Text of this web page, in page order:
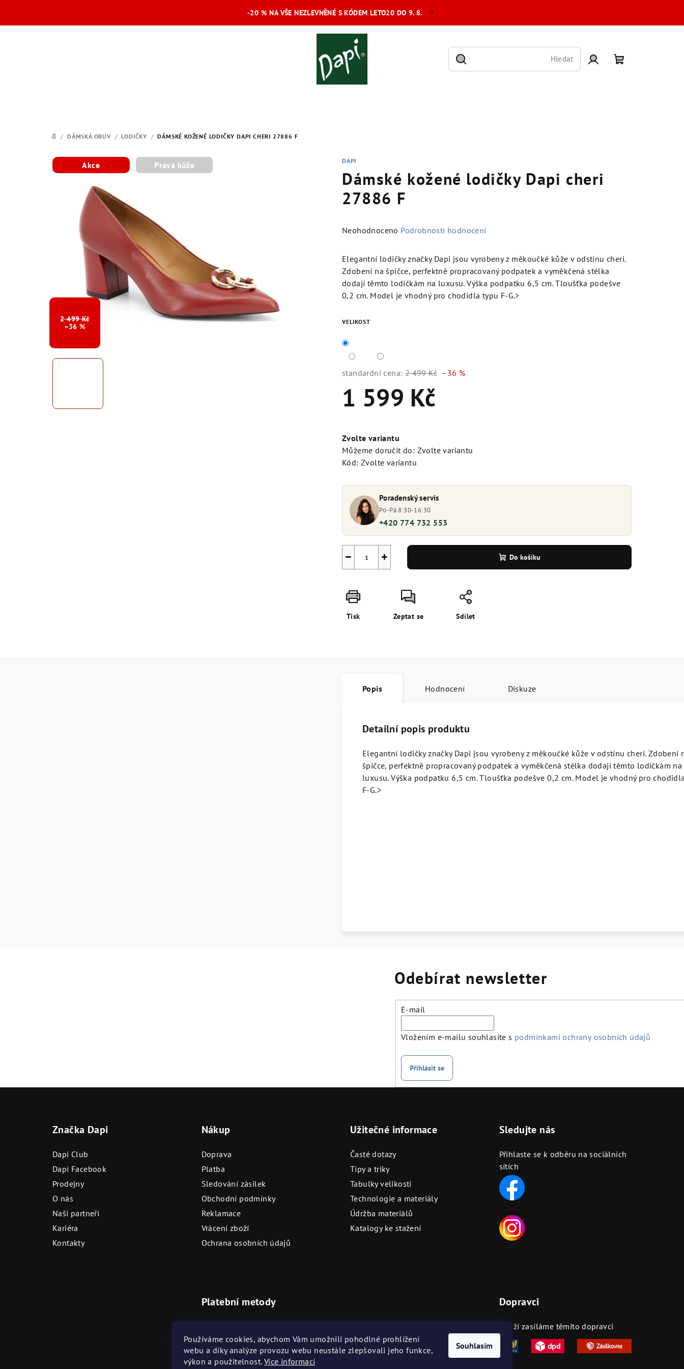
Používáme cookies, abychom Vám umožnili pohodlné prohlížení
webu a díky analýze provozu webu neustále zlepšovali jeho funkce,
výkon a použitelnost. Více informací
Souhlasím
-20 % NA VŠE NEZLEVNĚNÉ S KÓDEM LETO20 DO 9. 8.
Hledat
DOMŮ
/ DÁMSKÁ OBUV / LODIČKY / DÁMSKÉ KOŽENÉ LODIČKY DAPI CHERI 27886 F
DAPI
Dámské kožené lodičky Dapi cheri
27886 F
Průměrné
produktu
je
0,0
z
Neohodnoceno Podrobnosti hodnocení
Elegantní lodičky značky Dapi jsou vyrobeny z měkoučké kůže v odstínu cheri.
Zdobení na špičce, perfektně propracovaný podpatek a vyměkčená stélka
dodají těmto lodičkám na luxusu. Výška podpatku 6,5 cm. Tloušťka podešve
0,2 cm. Model je vhodný pro chodidla typu F-G.>
VELIKOST
standardní cena: 2 499 Kč –36 %
1 599 Kč
cena:
Zvolte variantu
Můžeme doručit do: Zvolte variantu
Kód: Zvolte variantu
Poradenský servis
Po-Pá 8:30-16:30
+420 774 732 553
+
− Do košíku
Tisk Zeptat se Sdílet
Akce Pravá kůže
2 499 Kč
–36 %
Popis Hodnocení Diskuze
Detailní popis produktu
Elegantní lodičky značky Dapi jsou vyrobeny z měkoučké kůže v odstínu cheri. Zdobení
špičce, perfektně propracovaný podpatek a vyměkčená stélka dodají těmto lodičkám na
luxusu. Výška podpatku 6,5 cm. Tloušťka podešve 0,2 cm. Model je vhodný pro
F-G.>
Odebírat newsletter
E-mail
Vložením e-mailu souhlasíte s podmínkami ochrany osobních údajů
Přihlásit se
Značka Dapi
Dapi Club
Dapi Facebook
Prodejny
O nás
Naši partneři
Kariéra
Kontakty
Nákup
Doprava
Platba
Sledování zásilek
Obchodní podmínky
Reklamace
Vrácení zboží
Ochrana osobních údajů
Užitečné informace
Časté dotazy
Tipy a triky
Tabulky velikostí
Technologie a materiály
Údržba materiálů
Katalogy ke stažení
Sledujte nás
Přihlaste se k odběru na sociálních
sítích
Platební metody Dopravci
Zboží zasíláme těmito dopravci